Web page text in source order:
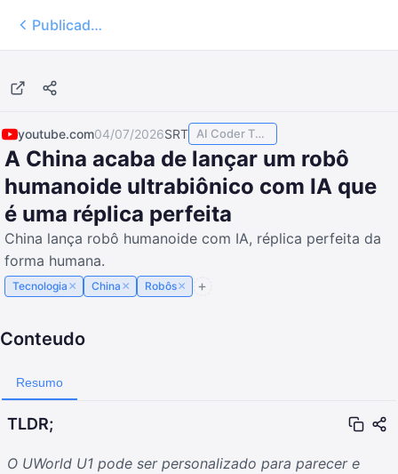
Publicados
youtube.com04/07/2026SRT AI Coder TODAY
A China acaba de lançar um robô
humanoide ultrabiônico com IA que
é uma réplica perfeita
China lança robô humanoide com IA, réplica perfeita da
forma humana.
Tecnologia × China × Robôs×
Conteudo
Resumo
TLDR;
O UWorld U1 pode ser personalizado para parecer e